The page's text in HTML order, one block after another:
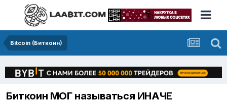
Bitcoin (Биткоин)
Биткоин МОГ называться ИНАЧЕ